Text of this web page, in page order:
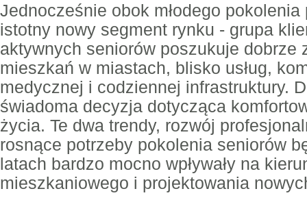
Jednocześnie obok młodego
istotny nowy segment rynku - grupa
aktywnych seniorów poszukuje dobrze
mieszkań w miastach, blisko usług,
medycznej i codziennej infrastruktury.
świadoma decyzja dotycząca
życia. Te dwa trendy, rozwój
rosnące potrzeby pokolenia seniorów
latach bardzo mocno wpływały na
mieszkaniowego i projektowania